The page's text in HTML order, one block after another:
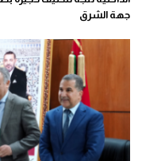
جهة الشرق